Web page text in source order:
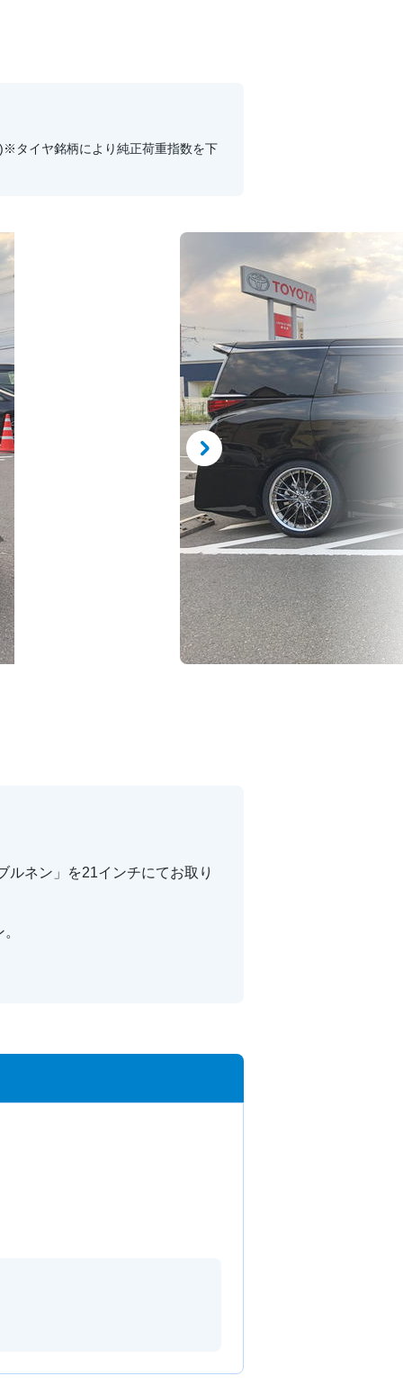
タイヤ銘柄により純正荷重指数を下
ルネン」を21インチにてお取り